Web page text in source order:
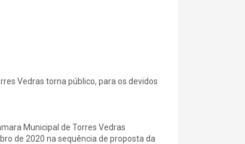
Vedras torna público, para os devidos
Municipal de Torres Vedras
de 2020 na sequência de proposta da